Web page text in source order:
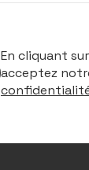
En cliquant
acceptez